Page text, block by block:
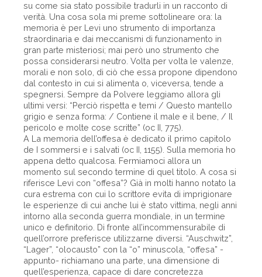
su come sia stato possibile tradurli in un racconto di
verità. Una cosa sola mi preme sottolineare ora: la
memoria è per Levi uno strumento di importanza
straordinaria e dai meccanismi di funzionamento in
gran parte misteriosi; mai però uno strumento che
possa considerarsi neutro. Volta per volta le valenze,
morali e non solo, di ciò che essa propone dipendono
dal contesto in cui si alimenta o, viceversa, tende a
spegnersi. Sempre da Polvere leggiamo allora gli
ultimi versi: “Perciò rispetta e temi / Questo mantello
grigio e senza forma: / Contiene il male e il bene, / Il
pericolo e molte cose scritte” (oc II, 775).
A La memoria dell’offesa è dedicato il primo capitolo
de I sommersi e i salvati (oc II, 1155). Sulla memoria ho
appena detto qualcosa. Fermiamoci allora un
momento sul secondo termine di quel titolo. A cosa si
riferisce Levi con “offesa”? Già in molti hanno notato la
cura estrema con cui lo scrittore evita di imprigionare
le esperienze di cui anche lui è stato vittima, negli anni
intorno alla seconda guerra mondiale, in un termine
unico e definitorio. Di fronte all’incommensurabile di
quell’orrore preferisce utilizzarne diversi. “Auschwitz”,
“Lager”, “olocausto” con la “o” minuscola, “offesa” -
appunto- richiamano una parte, una dimensione di
quell’esperienza, capace di dare concretezza